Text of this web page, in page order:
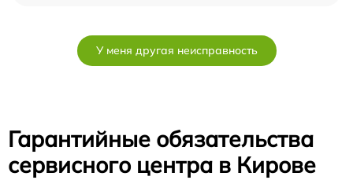
У меня другая неисправность
Гарантийные обязательства
сервисного центра в Кирове